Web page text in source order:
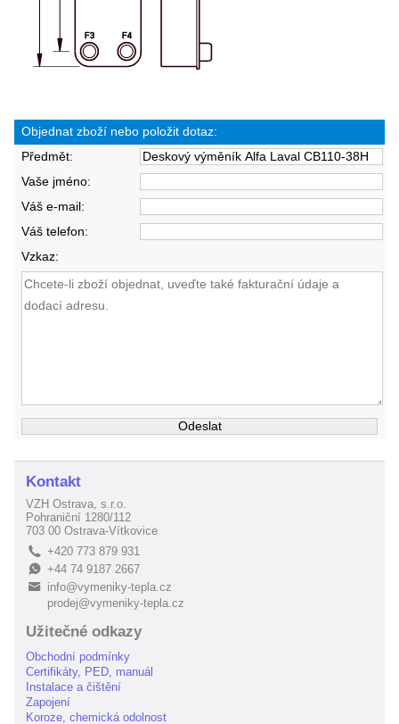
Objednat zboží nebo položit dotaz:
Předmět:
Vaše jméno:
Váš e-mail:
Váš telefon:
Vzkaz:
Kontakt
VZH Ostrava, s.r.o.
Pohraniční 1280/112
703 00 Ostrava-Vítkovice
L +420 773 879 931
E+44 74 9187 2667
B
info@vymeniky-tepla.cz
prodej@vymeniky-tepla.cz
Užitečné odkazy
Obchodní podmínky
Certifikáty, PED, manuál
Instalace a čištění
Zapojení
Koroze, chemická odolnost